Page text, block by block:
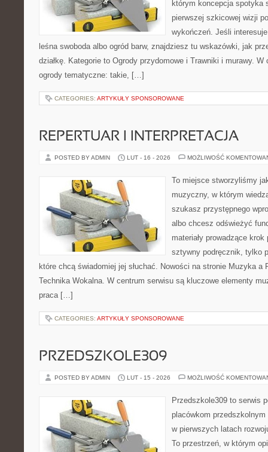
którym koncepcja spotyka
pierwszej szkicowej wizji
wykończeń. Jeśli
leśna swoboda albo ogród barw, znajdziesz tu wskazówki, jak
działkę. Kategorie to Ogrody przydomowe i Trawniki i murawy.
ogrody tematyczne: takie, […]
CATEGORIES: ARTYKUŁY SPONSOROWANE
REPERTUAR I INTERPRETACJA
POSTED BY ADMIN LUT - 16 - 2026 MOŻLIWOŚĆ
To miejsce stworzyliśmy
muzyczny, w którym
szukasz przystępnego
albo chcesz odświeżyć
materiały prowadzące
sztywny podręcznik, tylko
które chcą świadomiej jej słuchać. Nowości na stronie Muzyka a
Technika Wokalna. W centrum serwisu są kluczowe elementy
praca […]
CATEGORIES: ARTYKUŁY SPONSOROWANE
PRZEDSZKOLE309
POSTED BY ADMIN LUT - 15 - 2026 MOŻLIWOŚĆ
Przedszkole309 to serwis
placówkom
w pierwszych latach
To przestrzeń, w którym